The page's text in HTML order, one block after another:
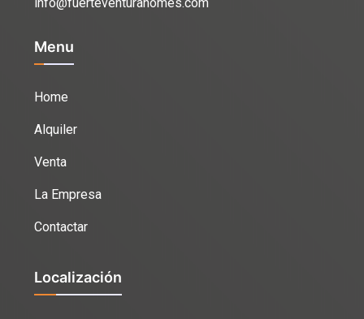
Menu
Home
Alquiler
Venta
La Empresa
Contactar
Localización